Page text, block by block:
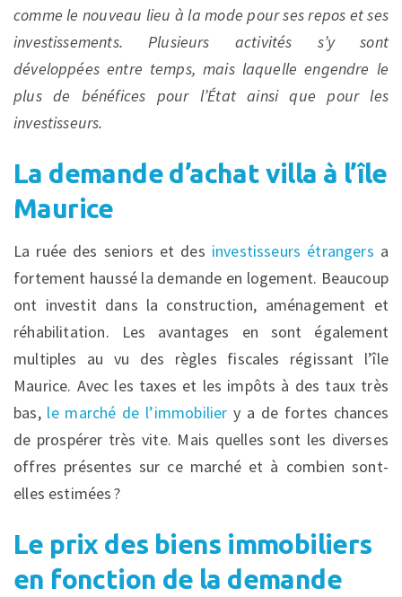
comme le nouveau lieu à la mode pour ses repos et ses
investissements. Plusieurs activités s’y sont
développées entre temps, mais laquelle engendre le
plus de bénéfices pour l’État ainsi que pour les
investisseurs.
La demande d’achat villa à l’île
Maurice
La ruée des seniors et des investisseurs étrangers a
fortement haussé la demande en logement. Beaucoup
ont investit dans la construction, aménagement et
réhabilitation. Les avantages en sont également
multiples au vu des règles fiscales régissant l’île
Maurice. Avec les taxes et les impôts à des taux très
bas, le marché de l’immobilier y a de fortes chances
de prospérer très vite. Mais quelles sont les diverses
offres présentes sur ce marché et à combien sont-
elles estimées ?
Le prix des biens immobiliers
en fonction de la demande